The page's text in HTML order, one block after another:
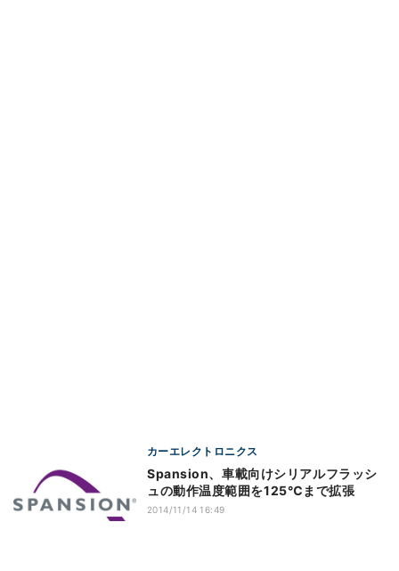
カーエレクトロニクス
Spansion、車載向けシリアルフラッシ
ュの動作温度範囲を125℃まで拡張
2014/11/14 16:49